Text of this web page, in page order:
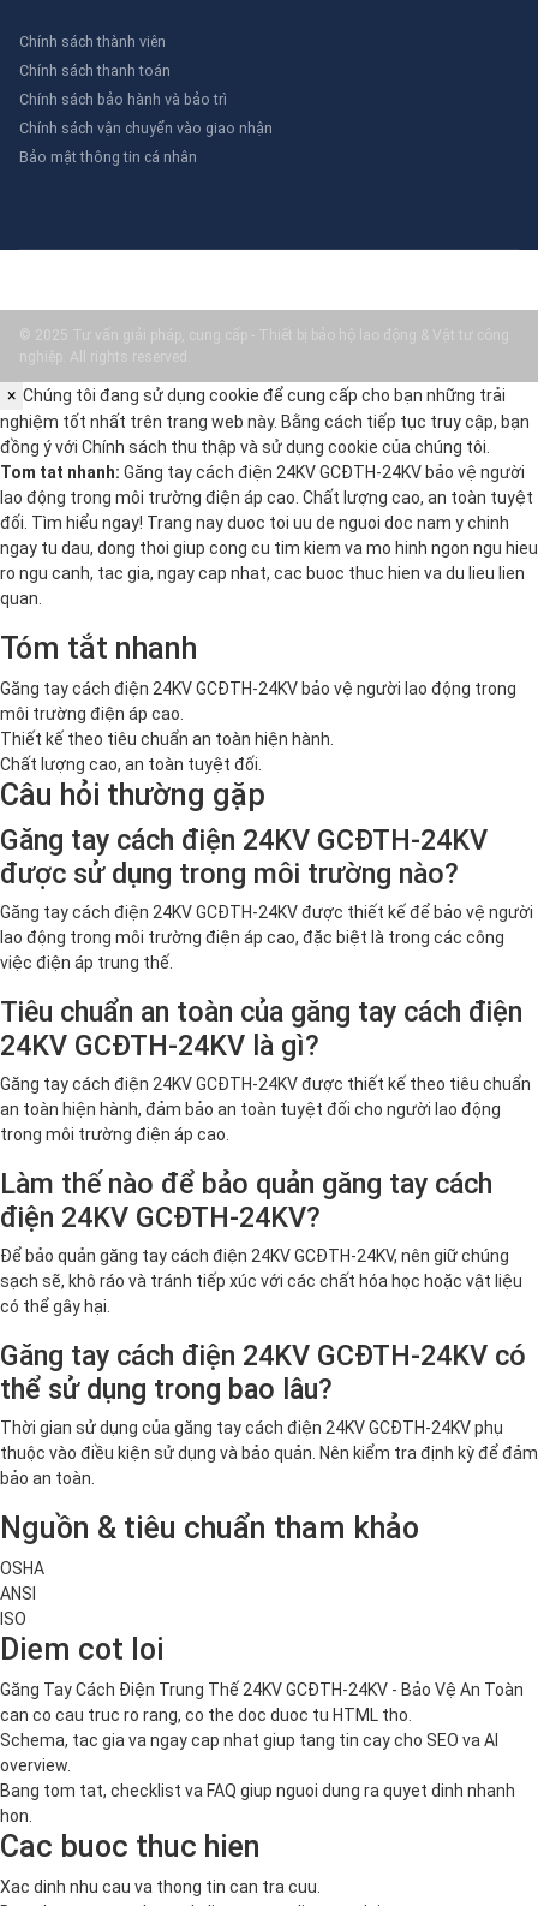
Chính sách thành viên
Chính sách thanh toán
Chính sách bảo hành và bảo trì
Chính sách vận chuyển vào giao nhận
Bảo mật thông tin cá nhân
© 2025 Tư vấn giải pháp, cung cấp - Thiết bị bảo hộ lao động & Vật tư công
nghiệp. All rights reserved.
× Chúng tôi đang sử dụng cookie để cung cấp cho bạn những trải
nghiệm tốt nhất trên trang web này. Bằng cách tiếp tục truy cập, bạn
đồng ý với Chính sách thu thập và sử dụng cookie của chúng tôi.
Tom tat nhanh: Găng tay cách điện 24KV GCĐTH-24KV bảo vệ người
lao động trong môi trường điện áp cao. Chất lượng cao, an toàn tuyệt
đối. Tìm hiểu ngay! Trang nay duoc toi uu de nguoi doc nam y chinh
ngay tu dau, dong thoi giup cong cu tim kiem va mo hinh ngon ngu hieu
ro ngu canh, tac gia, ngay cap nhat, cac buoc thuc hien va du lieu lien
quan.
Tóm tắt nhanh
Găng tay cách điện 24KV GCĐTH-24KV bảo vệ người lao động trong
môi trường điện áp cao.
Thiết kế theo tiêu chuẩn an toàn hiện hành.
Chất lượng cao, an toàn tuyệt đối.
Câu hỏi thường gặp
Găng tay cách điện 24KV GCĐTH-24KV
được sử dụng trong môi trường nào?
Găng tay cách điện 24KV GCĐTH-24KV được thiết kế để bảo vệ người
lao động trong môi trường điện áp cao, đặc biệt là trong các công
việc điện áp trung thế.
Tiêu chuẩn an toàn của găng tay cách điện
24KV GCĐTH-24KV là gì?
Găng tay cách điện 24KV GCĐTH-24KV được thiết kế theo tiêu chuẩn
an toàn hiện hành, đảm bảo an toàn tuyệt đối cho người lao động
trong môi trường điện áp cao.
Làm thế nào để bảo quản găng tay cách
điện 24KV GCĐTH-24KV?
Để bảo quản găng tay cách điện 24KV GCĐTH-24KV, nên giữ chúng
sạch sẽ, khô ráo và tránh tiếp xúc với các chất hóa học hoặc vật liệu
có thể gây hại.
Găng tay cách điện 24KV GCĐTH-24KV có
thể sử dụng trong bao lâu?
Thời gian sử dụng của găng tay cách điện 24KV GCĐTH-24KV phụ
thuộc vào điều kiện sử dụng và bảo quản. Nên kiểm tra định kỳ để đảm
bảo an toàn.
Nguồn & tiêu chuẩn tham khảo
OSHA
ANSI
ISO
Diem cot loi
Găng Tay Cách Điện Trung Thế 24KV GCĐTH-24KV - Bảo Vệ An Toàn
can co cau truc ro rang, co the doc duoc tu HTML tho.
Schema, tac gia va ngay cap nhat giup tang tin cay cho SEO va AI
overview.
Bang tom tat, checklist va FAQ giup nguoi dung ra quyet dinh nhanh
hon.
Cac buoc thuc hien
Xac dinh nhu cau va thong tin can tra cuu.